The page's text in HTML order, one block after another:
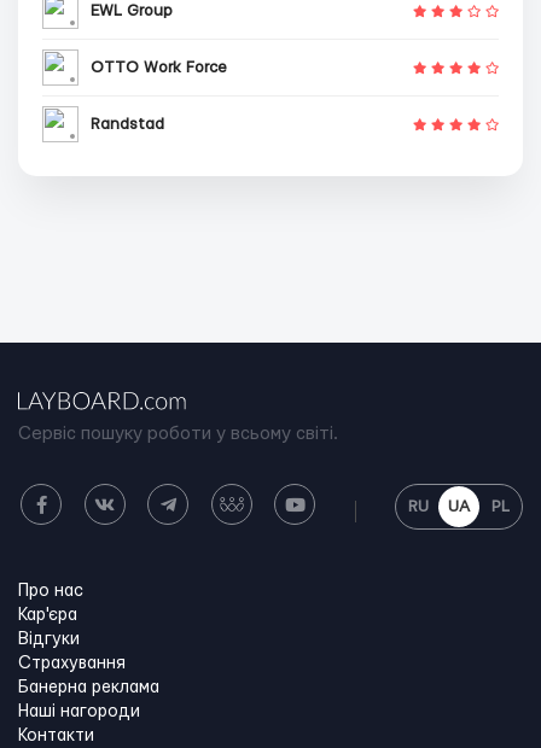
EWL Group
OTTO Work Force
Randstad
Сервіс пошуку роботи у всьому світі.
RU UA PL
Про нас
Кар'єра
Відгуки
Страхування
Банерна реклама
Наші нагороди
Контакти